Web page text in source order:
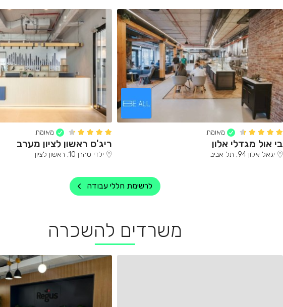
מאומת
בי אול מגדלי אלון
יגאל אלון 94, תל אביב
מאומת
ריג'ס ראשון לציון מערב
ילדי טהרן 10, ראשון לציון
לרשימת חללי עבודה
משרדים להשכרה